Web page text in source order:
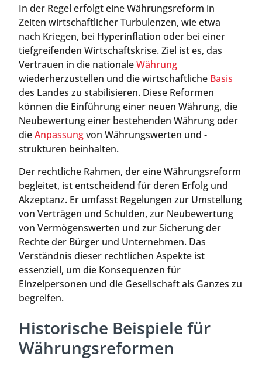
In der Regel erfolgt eine Währungsreform in
Zeiten wirtschaftlicher Turbulenzen, wie etwa
nach Kriegen, bei Hyperinflation oder bei einer
tiefgreifenden Wirtschaftskrise. Ziel ist es, das
Vertrauen in die nationaleWährung
wiederherzustellen und die wirtschaftliche Basis
des Landes zu stabilisieren. Diese Reformen
können die Einführung einer neuen Währung, die
Neubewertung einer bestehenden Währung oder
dieAnpassungvon Währungswerten und -
strukturen beinhalten.
Der rechtliche Rahmen, der eine Währungsreform
begleitet, ist entscheidend für deren Erfolg und
Akzeptanz. Er umfasst Regelungen zur Umstellung
von Verträgen und Schulden, zur Neubewertung
von Vermögenswerten und zur Sicherung der
Rechte der Bürger und Unternehmen. Das
Verständnis dieser rechtlichen Aspekte ist
essenziell, um die Konsequenzen für
Einzelpersonen und die Gesellschaft als Ganzes zu
begreifen.
Historische Beispiele für
Währungsreformen